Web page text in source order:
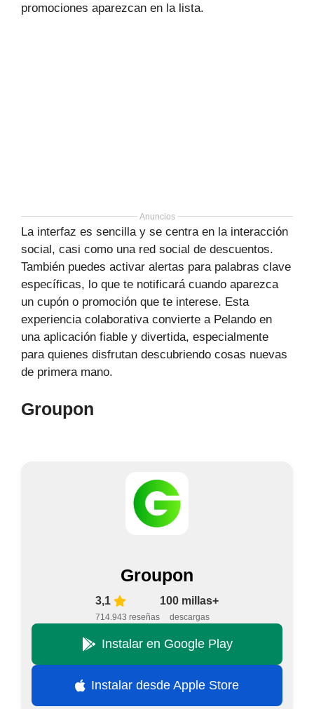
promociones aparezcan en la lista.
Anuncios
La interfaz es sencilla y se centra en la interacción
social, casi como una red social de descuentos.
También puedes activar alertas para palabras clave
específicas, lo que te notificará cuando aparezca
un cupón o promoción que te interese. Esta
experiencia colaborativa convierte a Pelando en
una aplicación fiable y divertida, especialmente
para quienes disfrutan descubriendo cosas nuevas
de primera mano.
Groupon
Groupon
3,1
714.943 reseñas
100 millas+
descargas
Instalar en Google Play
Instalar desde Apple Store